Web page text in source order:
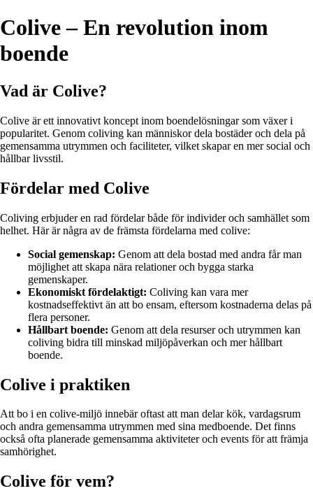
Colive – En revolution inom
boende
Vad är Colive?
Colive är ett innovativt koncept inom boendelösningar som växer i
popularitet. Genom coliving kan människor dela bostäder och dela på
gemensamma utrymmen och faciliteter, vilket skapar en mer social och
hållbar livsstil.
Fördelar med Colive
Coliving erbjuder en rad fördelar både för individer och samhället som
helhet. Här är några av de främsta fördelarna med colive:
Social gemenskap: Genom att dela bostad med andra får man
möjlighet att skapa nära relationer och bygga starka
gemenskaper.
Ekonomiskt fördelaktigt: Coliving kan vara mer
kostnadseffektivt än att bo ensam, eftersom kostnaderna delas på
flera personer.
Hållbart boende: Genom att dela resurser och utrymmen kan
coliving bidra till minskad miljöpåverkan och mer hållbart
boende.
Colive i praktiken
Att bo i en colive-miljö innebär oftast att man delar kök, vardagsrum
och andra gemensamma utrymmen med sina medboende. Det finns
också ofta planerade gemensamma aktiviteter och events för att främja
samhörighet.
Colive för vem?